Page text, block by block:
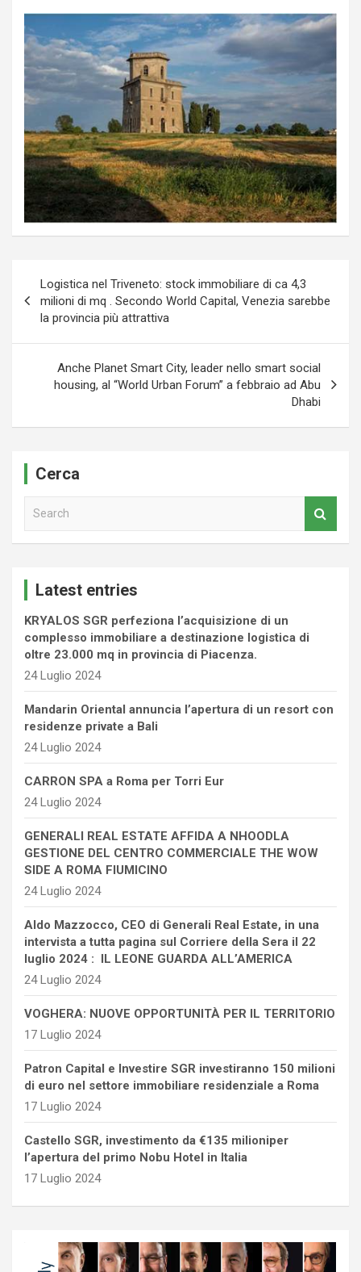
articoli
Logistica nel Triveneto: stock immobiliare di ca 4,3
milioni di mq . Secondo World Capital, Venezia sarebbe
la provincia più attrattiva
Anche Planet Smart City, leader nello smart social
housing, al “World Urban Forum” a febbraio ad Abu
Dhabi
Cerca
Latest entries
KRYALOS SGR perfeziona l’acquisizione di un
complesso immobiliare a destinazione logistica di
oltre 23.000 mq in provincia di Piacenza.
24 Luglio 2024
Mandarin Oriental annuncia l’apertura di un resort con
residenze private a Bali
24 Luglio 2024
CARRON SPA a Roma per Torri Eur
24 Luglio 2024
GENERALI REAL ESTATE AFFIDA A NHOODLA
GESTIONE DEL CENTRO COMMERCIALE THE WOW
SIDE A ROMA FIUMICINO
24 Luglio 2024
Aldo Mazzocco, CEO di Generali Real Estate, in una
intervista a tutta pagina sul Corriere della Sera il 22
luglio 2024 : IL LEONE GUARDA ALL’AMERICA
24 Luglio 2024
VOGHERA: NUOVE OPPORTUNITÀ PER IL TERRITORIO
17 Luglio 2024
Patron Capital e Investire SGR investiranno 150 milioni
di euro nel settore immobiliare residenziale a Roma
17 Luglio 2024
Castello SGR, investimento da €135 milioniper
l’apertura del primo Nobu Hotel in Italia
17 Luglio 2024